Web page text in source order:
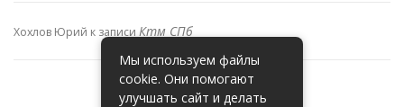
Хохлов Юрий к записи Ктм СПб
Мы используем файлы
cookie. Они помогают
улучшать сайт и делать